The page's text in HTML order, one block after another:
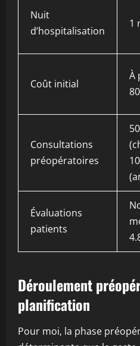
Nuit
d’hospitalisation
1
Coût initial
À
Consultations
préopératoires
Évaluations
patients
Déroulement
planification
Pour moi, la phase